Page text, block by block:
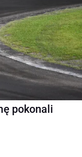
pokonali